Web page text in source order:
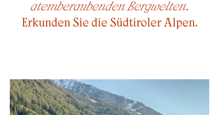
FAMILIE MIT KINDERN
BUCHUNGSINFOS
PIZZERIA
KULINARISCHE HIGHLIGHTS
POOL
Natur
atemberaubenden Bergwelten.
Erkunden Sie die Südtiroler Alpen.